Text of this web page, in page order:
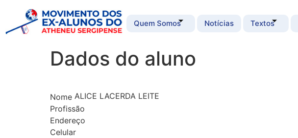
Quem Somos Notícias Textos
Dados do aluno
Nome ALICE LACERDA LEITE
Profissão
Endereço
Celular